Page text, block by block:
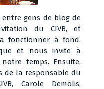
entre gens de blog de
du CIVB, et
fonctionner à fond.
et nous invite à
temps. Ensuite,
de la responsable du
Carole Demolis,